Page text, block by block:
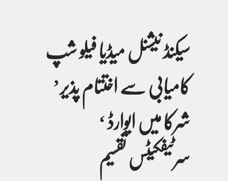
سیکنڈ نیشنل میڈیا فیلو شپ
کامیابی سے اختتام پذیر’
شرکا میں ایوارڈ ‘
سرٹیفکیٹس تقسیم